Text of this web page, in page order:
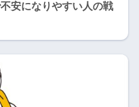
安になりやすい人の戦